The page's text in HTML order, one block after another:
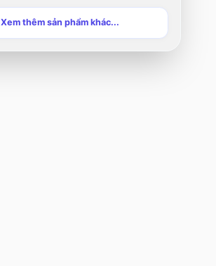
Xem thêm sản phẩm khác...